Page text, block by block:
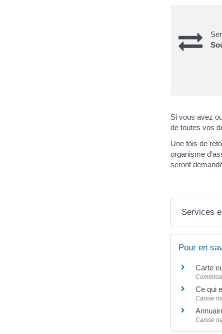
Si vous avez
de toutes vos
Une fois de
organisme
seront
Services
Pour en
Carte
Ce qui
Caisse
Caisse